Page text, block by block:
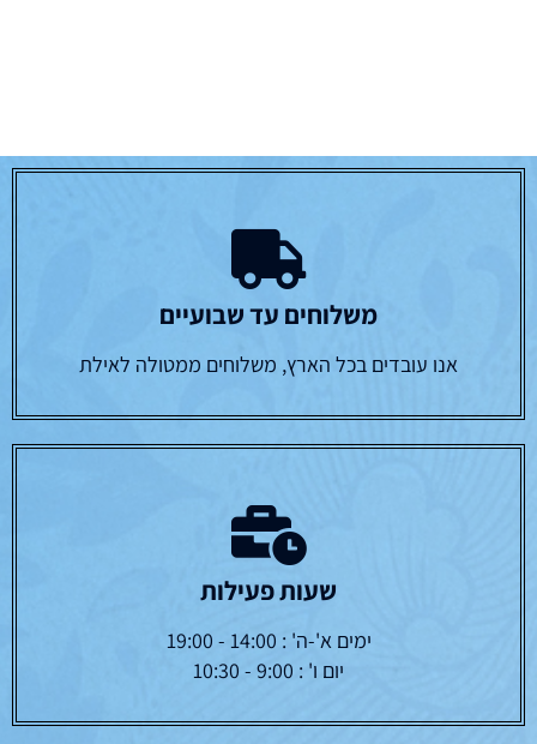
משלוחים עד שבועיים
אנו עובדים בכל הארץ, משלוחים ממטולה לאילת
שעות פעילות
ימים א'-ה' : 14:00 - 19:00
יום ו' : 9:00 - 10:30